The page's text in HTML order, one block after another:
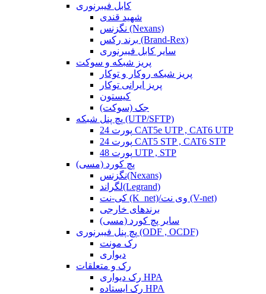
کابل فیبرنوری
شهید قندی
نگزنس (Nexans)
برند رکس (Brand-Rex)
سایر کابل فیبرنوری
پریز شبکه و سوکت
پریز شبکه روکار و توکار
پریز ایرانی توکار
کیستون
جک (سوکت)
پچ پنل شبکه (UTP/SFTP)
24 پورت CAT5e UTP , CAT6 UTP
24 پورت CAT5 STP , CAT6 STP
48 پورت UTP , STP
پچ کورد (مسی)
نگزنس(Nexans)
لگراند(Legrand)
کی-نت (K_net)/وی نت (V-net)
برندهای خارجی
سایر پچ کورد (مسی)
پچ پنل فیبرنوری (ODF , OCDF)
رک مونت
دیواری
رک و متعلقات
رک دیواری HPA
رک ایستاده HPA